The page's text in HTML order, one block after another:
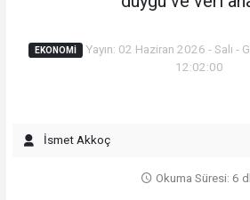
EKONOMI Yayın: 02 Haziran 2026 - Salı -
12:02:00
İsmet Akkoç
Okuma Süresi: 6